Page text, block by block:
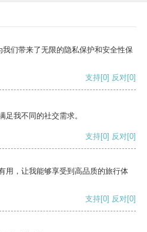
们带来了无限的隐私保护和安全性保
支持[0] 反对[0]
足我不同的社交需求。
支持[0] 反对[0]
用，让我能够享受到高品质的旅行体
支持[0] 反对[0]